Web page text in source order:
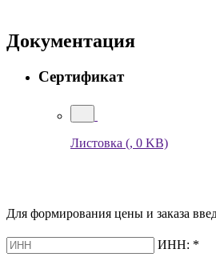
Документация
Сертификат
Листовка (, 0 KB)
Для формирования цены и заказа
ИНН: *